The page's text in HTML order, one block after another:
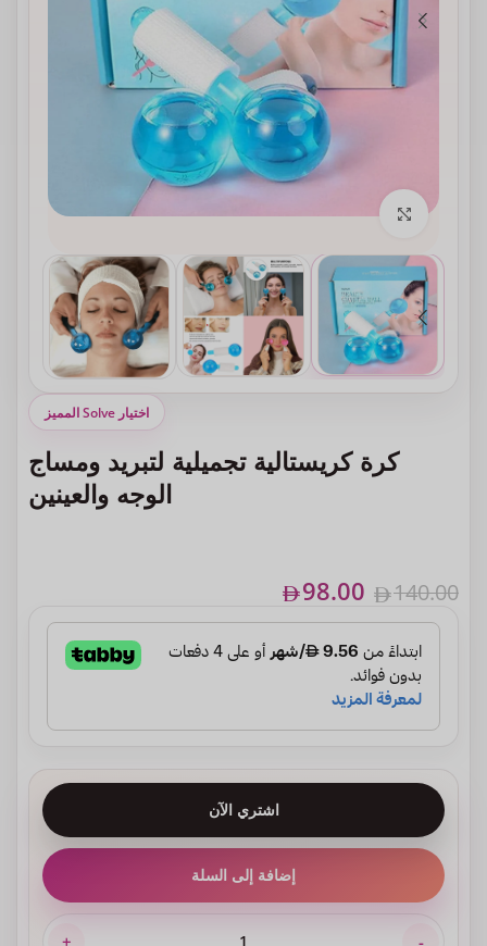
انقر للتكبير
اختيار Solve المميز
كرة كريستالية تجميلية لتبريد ومساج
الوجه والعينين
140.00
98.00
إضافة إلى السلة
اشتري الآن